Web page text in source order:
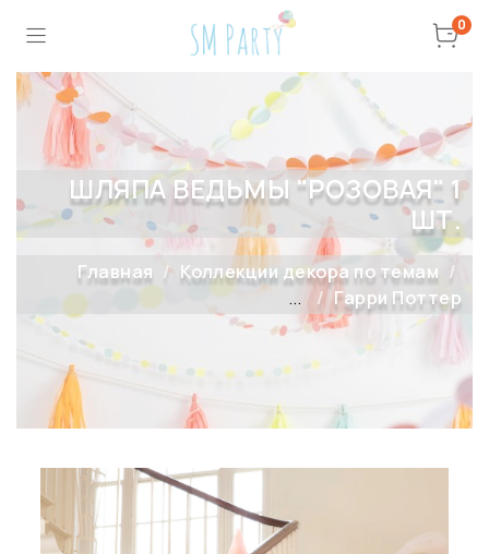
0
ШЛЯПА ВЕДЬМЫ "РОЗОВАЯ" 1
ШТ.
Главная
Коллекции декора по темам
...
Гарри Поттер